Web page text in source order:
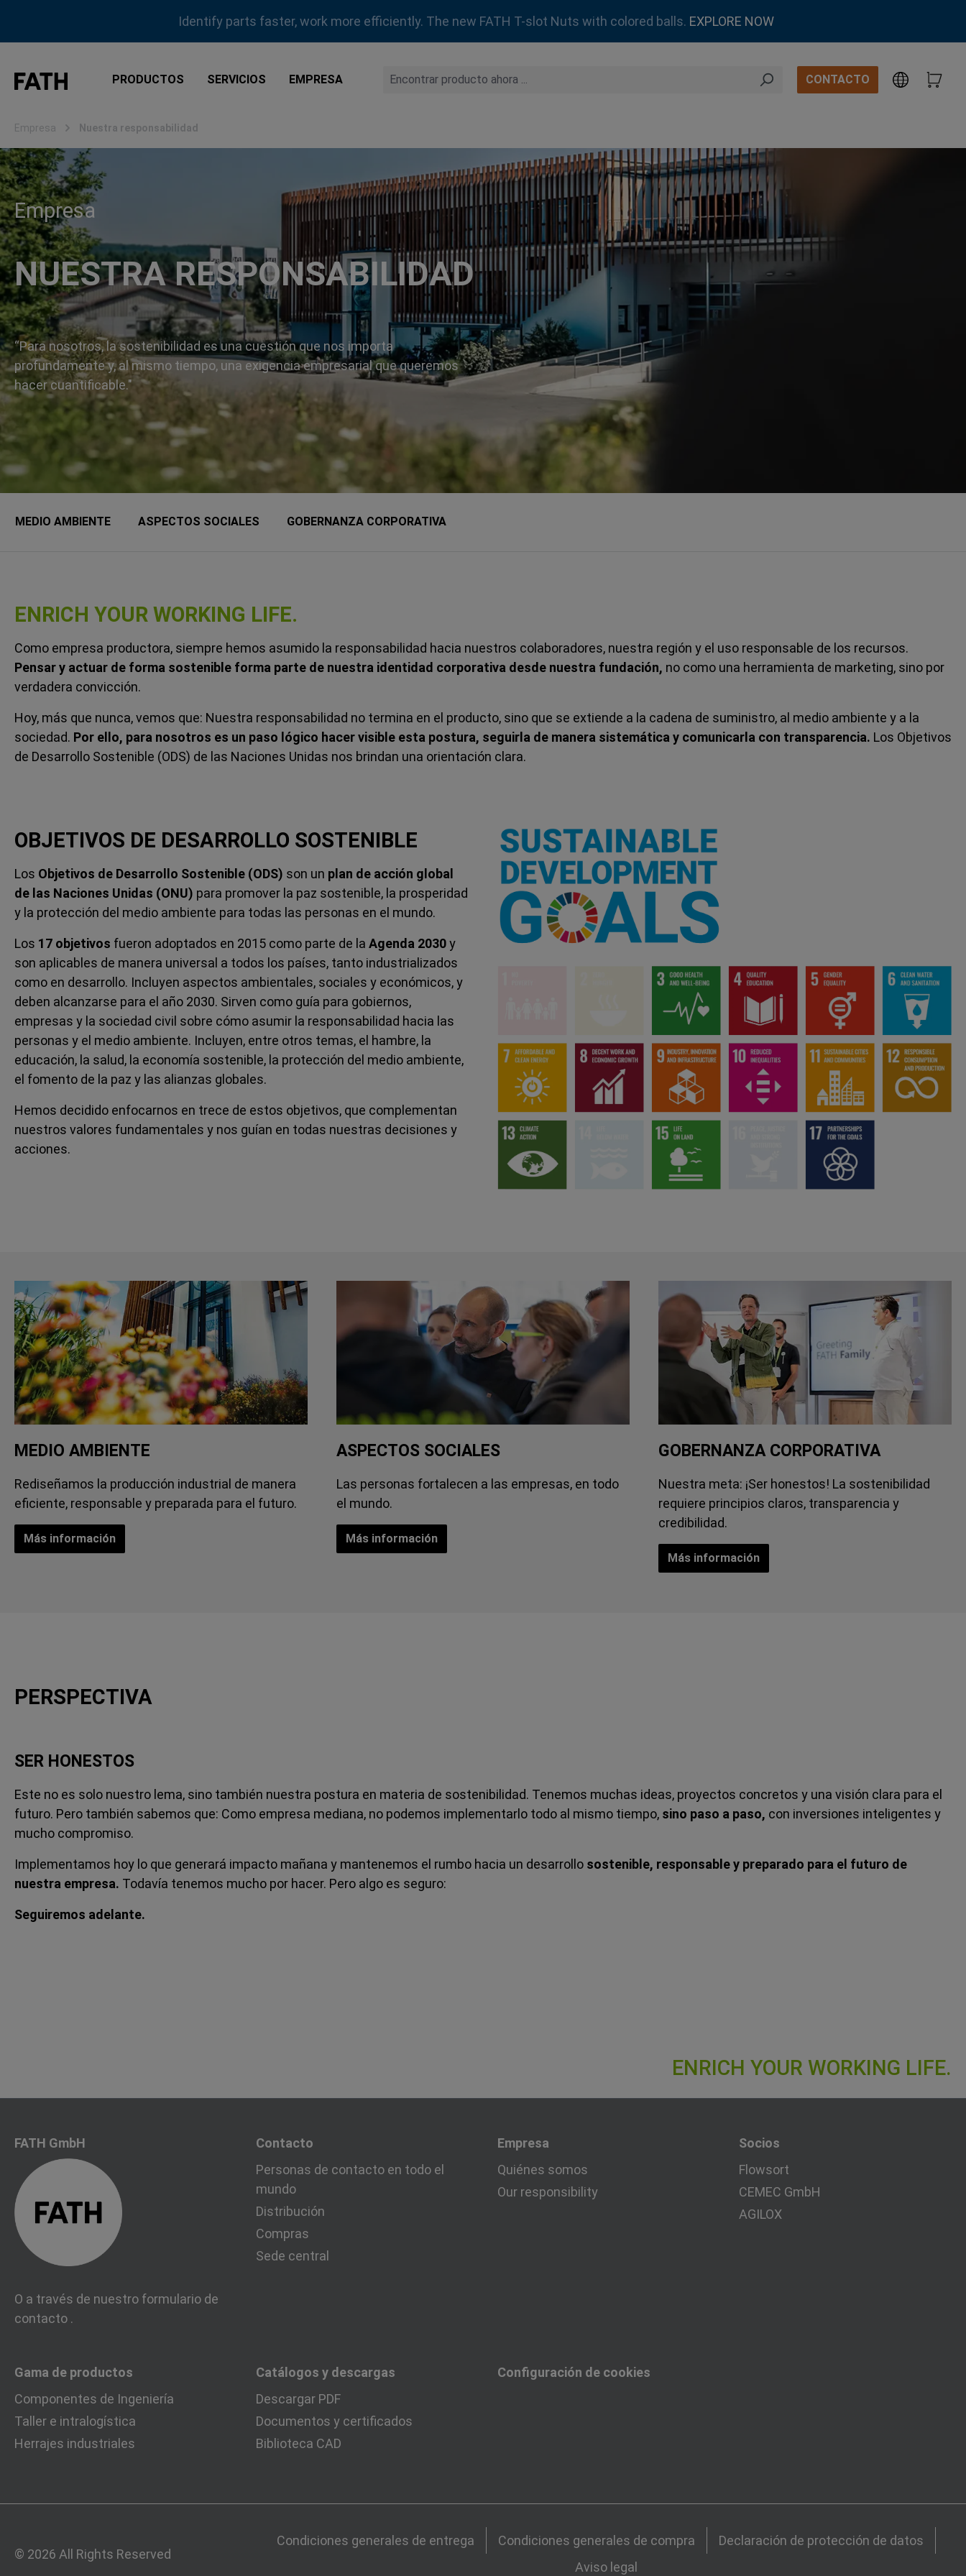
Saltar a la navegación principalIdentify parts faster, work more efficiently. The new FATH T-slot Nuts with colored balls. EXPLORE NOW
PRODUCTOS SERVICIOS EMPRESA CONTACTO
Empresa Nuestra responsabilidad
Empresa
NUESTRA RESPONSABILIDAD
“Para nosotros, la sostenibilidad es una cuestión que nos importa
profundamente y, al mismo tiempo, una exigencia empresarial que queremos
hacer cuantificable."
MEDIO AMBIENTE ASPECTOS SOCIALES GOBERNANZA CORPORATIVA
ENRICH YOUR WORKING LIFE.
Como empresa productora, siempre hemos asumido la responsabilidad hacia nuestros colaboradores, nuestra región y el uso responsable de los recursos.
Pensar y actuar de forma sostenible forma parte de nuestra identidad corporativa desde nuestra fundación, no como una herramienta de marketing, sino por
verdadera convicción.
Hoy, más que nunca, vemos que: Nuestra responsabilidad no termina en el producto, sino que se extiende a la cadena de suministro, al medio ambiente y a la
sociedad. Por ello, para nosotros es un paso lógico hacer visible esta postura, seguirla de manera sistemática y comunicarla con transparencia. Los Objetivos
de Desarrollo Sostenible (ODS) de las Naciones Unidas nos brindan una orientación clara.
OBJETIVOS DE DESARROLLO SOSTENIBLE
Los Objetivos de Desarrollo Sostenible (ODS) son un plan de acción global
de las Naciones Unidas (ONU) para promover la paz sostenible, la prosperidad
y la protección del medio ambiente para todas las personas en el mundo.
Los 17 objetivos fueron adoptados en 2015 como parte de la Agenda 2030y
son aplicables de manera universal a todos los países, tanto industrializados
como en desarrollo. Incluyen aspectos ambientales, sociales y económicos, y
deben alcanzarse para el año 2030. Sirven como guía para gobiernos,
empresas y la sociedad civil sobre cómo asumir la responsabilidad hacia las
personas y el medio ambiente. Incluyen, entre otros temas, el hambre, la
educación, la salud, la economía sostenible, la protección del medio ambiente,
el fomento de la paz y las alianzas globales.
Hemos decidido enfocarnos en trece de estos objetivos, que complementan
nuestros valores fundamentales y nos guían en todas nuestras decisiones y
acciones.
MEDIO AMBIENTE
Rediseñamos la producción industrial de manera
eficiente, responsable y preparada para el futuro.
Más información
ASPECTOS SOCIALES
Las personas fortalecen a las empresas, en todo
el mundo.
Más información
GOBERNANZA CORPORATIVA
Nuestra meta: ¡Ser honestos! La sostenibilidad
requiere principios claros, transparencia y
credibilidad.
Más información
PERSPECTIVA
SER HONESTOS
Este no es solo nuestro lema, sino también nuestra postura en materia de sostenibilidad. Tenemos muchas ideas, proyectos concretos y una visión clara para el
futuro. Pero también sabemos que: Como empresa mediana, no podemos implementarlo todo al mismo tiempo, sino paso a paso, con inversiones inteligentes y
mucho compromiso.
Implementamos hoy lo que generará impacto mañana y mantenemos el rumbo hacia un desarrollo sostenible, responsable y preparado para el futuro de
nuestra empresa. Todavía tenemos mucho por hacer. Pero algo es seguro:
Seguiremos adelante.
FATH GmbH
O a través de nuestro formulario de
contacto .
Contacto
Personas de contacto en todo el
mundo
Distribución
Compras
Sede central
Empresa
Quiénes somos
Our responsibility
Socios
Flowsort
CEMEC GmbH
AGILOX
Gama de productos
Componentes de Ingeniería
Taller e intralogística
Herrajes industriales
Catálogos y descargas
Descargar PDF
Documentos y certificados
Biblioteca CAD
Configuración de cookies
© 2026 All Rights Reserved
Condiciones generales de entrega Condiciones generales de compra
Declaración de protección de datos
Aviso legal